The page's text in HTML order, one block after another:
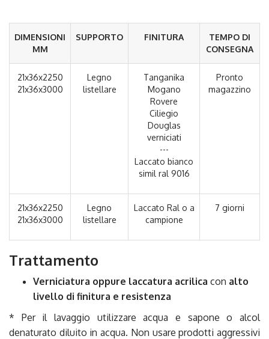
DIMENSIONI
MM
SUPPORTO FINITURA
TEMPO DI
CONSEGNA
21x36x2250
21x36x3000
Legno
listellare
Tanganika
Mogano
Rovere
Ciliegio
Douglas
verniciati
---
Laccato bianco
simil ral 9016
Pronto
magazzino
21x36x2250
21x36x3000
Legno
listellare
Laccato Ral o a
campione
7 giorni
Trattamento
Verniciatura oppure laccatura acrilica con alto
livello di finitura e resistenza
* Per il lavaggio utilizzare acqua e sapone o alcol
denaturato diluito in acqua. Non usare prodotti aggressivi